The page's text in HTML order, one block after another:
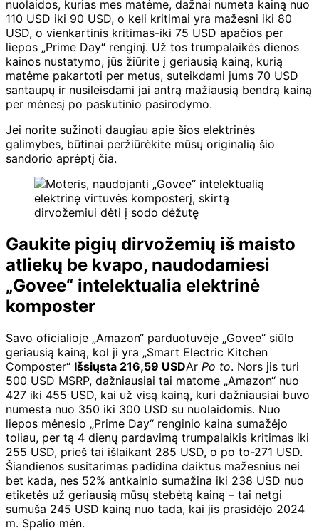
nuolaidos, kurias mes matėme, dažnai numeta kainą nuo
110 USD iki 90 USD, o keli kritimai yra mažesni iki 80
USD, o vienkartinis kritimas-iki 75 USD apačios per
liepos „Prime Day“ renginį. Už tos trumpalaikės dienos
kainos nustatymo, jūs žiūrite į geriausią kainą, kurią
matėme pakartoti per metus, suteikdami jums 70 USD
santaupų ir nusileisdami jai antrą mažiausią bendrą kainą
per mėnesį po paskutinio pasirodymo.
Jei norite sužinoti daugiau apie šios elektrinės
galimybes, būtinai peržiūrėkite mūsų originalią šio
sandorio aprėptį čia.
Gaukite pigių dirvožemių iš maisto
atliekų be kvapo, naudodamiesi
„Govee“ intelektualia elektrinė
komposter
Savo oficialioje „Amazon“ parduotuvėje „Govee“ siūlo
geriausią kainą, kol ji yra „Smart Electric Kitchen
Composter“ Išsiųsta 216,59 USDAr Po to. Nors jis turi
500 USD MSRP, dažniausiai tai matome „Amazon“ nuo
427 iki 455 USD, kai už visą kainą, kuri dažniausiai buvo
numesta nuo 350 iki 300 USD su nuolaidomis. Nuo
liepos mėnesio „Prime Day“ renginio kaina sumažėjo
toliau, per tą 4 dienų pardavimą trumpalaikis kritimas iki
255 USD, prieš tai išlaikant 285 USD, o po to-271 USD.
Šiandienos susitarimas padidina daiktus mažesnius nei
bet kada, nes 52% antkainio sumažina iki 238 USD nuo
etiketės už geriausią mūsų stebėtą kainą – tai netgi
sumuša 245 USD kainą nuo tada, kai jis prasidėjo 2024
m. Spalio mėn.